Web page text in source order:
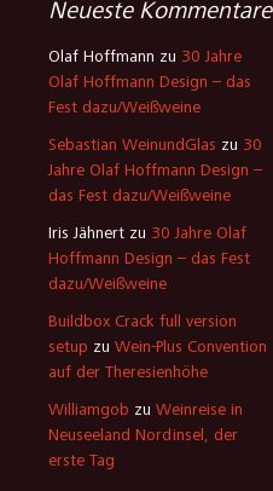
Neueste Kommentare
Olaf Hoffmann zu 30 Jahre
Olaf Hoffmann Design – das
Fest dazu/Weißweine
Sebastian WeinundGlas zu 30
Jahre Olaf Hoffmann Design –
das Fest dazu/Weißweine
Iris Jähnert zu 30 Jahre Olaf
Hoffmann Design – das Fest
dazu/Weißweine
Buildbox Crack full version
setup zu Wein-Plus Convention
auf der Theresienhöhe
Williamgob zu Weinreise in
Neuseeland Nordinsel, der
erste Tag